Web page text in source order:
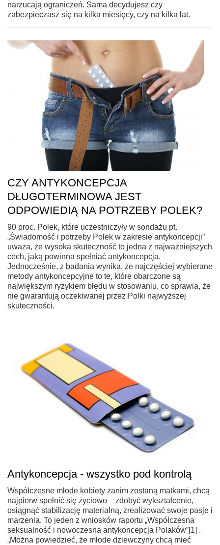
narzucają ograniczeń. Sama decydujesz czy
zabezpieczasz się na kilka miesięcy, czy na kilka lat.
CZY ANTYKONCEPCJA
DŁUGOTERMINOWA JEST
ODPOWIEDIĄ NA POTRZEBY POLEK?
90 proc. Polek, które uczestniczyły w sondażu pt.
„Świadomość i potrzeby Polek w zakresie antykoncepcji”
uważa, że wysoka skuteczność to jedna z najważniejszych
cech, jaką powinna spełniać antykoncepcja.
Jednocześnie, z badania wynika, że najczęściej wybierane
metody antykoncepcyjne to te, które obarczone są
największym ryzykiem błędu w stosowaniu, co sprawia, że
nie gwarantują oczekiwanej przez Polki najwyższej
skuteczności.
Antykoncepcja - wszystko pod kontrolą
Współczesne młode kobiety zanim zostaną matkami, chcą
najpierw spełnić się życiowo – zdobyć wykształcenie,
osiągnąć stabilizację materialną, zrealizować swoje pasje i
marzenia. To jeden z wniosków raportu „Współczesna
seksualność i nowoczesna antykoncepcja Polaków”[1] .
„Można powiedzieć, że młode dziewczyny chcą mieć